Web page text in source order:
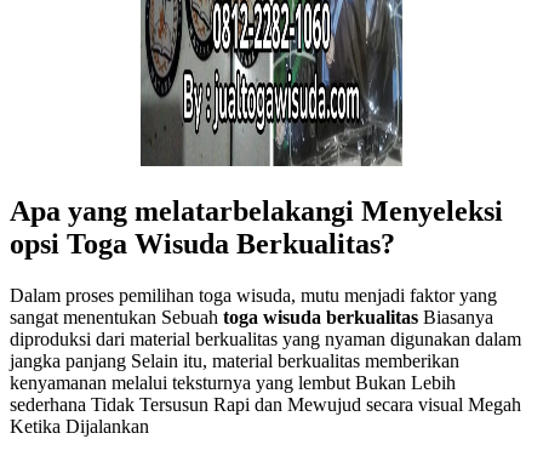
Apa yang melatarbelakangi Menyeleksi
opsi Toga Wisuda Berkualitas?
Dalam proses pemilihan toga wisuda, mutu menjadi faktor yang
sangat menentukan Sebuah toga wisuda berkualitas Biasanya
diproduksi dari material berkualitas yang nyaman digunakan dalam
jangka panjang Selain itu, material berkualitas memberikan
kenyamanan melalui teksturnya yang lembut Bukan Lebih
sederhana Tidak Tersusun Rapi dan Mewujud secara visual Megah
Ketika Dijalankan